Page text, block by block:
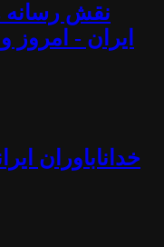
نقش رسانه
ایران - امروز
خداناباوران